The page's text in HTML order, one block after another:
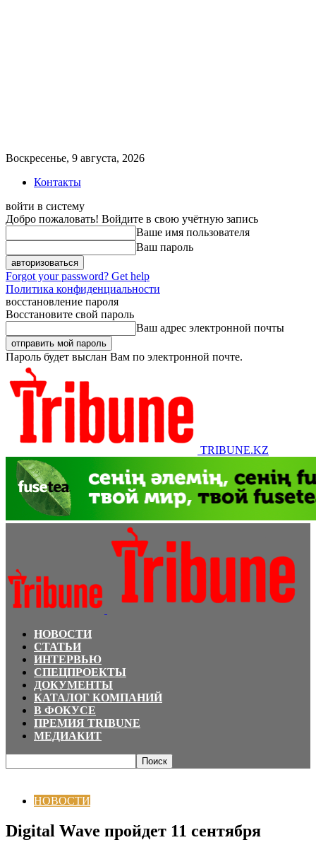
Воскресенье, 9 августа, 2026
Контакты
войти в систему
Добро пожаловать! Войдите в свою учётную запись
Ваше имя пользователя
Ваш пароль
Forgot your password? Get help
Политика конфиденциальности
восстановление пароля
Восстановите свой пароль
Ваш адрес электронной почты
Пароль будет выслан Вам по электронной почте.
TRIBUNE.KZ
НОВОСТИ
СТАТЬИ
ИНТЕРВЬЮ
СПЕЦПРОЕКТЫ
ДОКУМЕНТЫ
КАТАЛОГ КОМПАНИЙ
В ФОКУСЕ
ПРЕМИЯ TRIBUNE
МЕДИАКИТ
НОВОСТИ
Digital Wave пройдет 11 сентября